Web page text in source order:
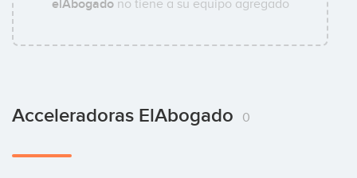
elAbogadono tiene a su equipo agregado
Acceleradoras ElAbogado 0